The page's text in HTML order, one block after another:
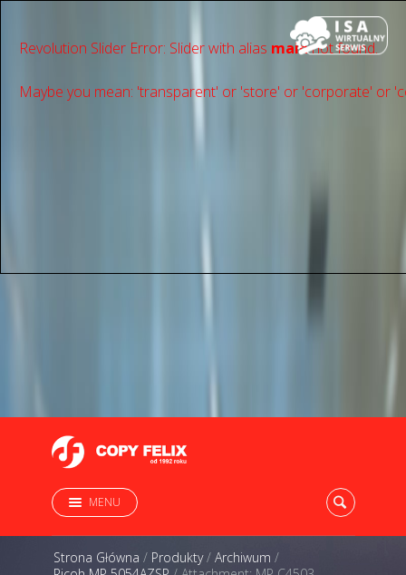
Revolution Slider Error: Slider with alias mainnot found.
Maybe you mean: 'transparent' or 'store' or 'сorporate' or
MENU
Strona Główna / Produkty/ Archiwum /